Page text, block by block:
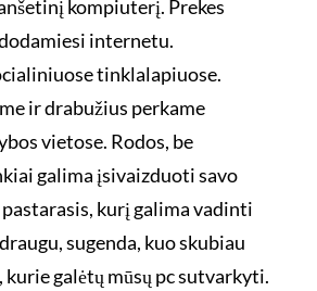
kompiuterį. Prekes
internetu.
tinklalapiuose.
ir drabužius perkame
vietose. Rodos, be
galima įsivaizduoti savo
pastarasis, kurį galima vadinti
sugenda, kuo skubiau
kurie galėtų mūsų pc sutvarkyti.